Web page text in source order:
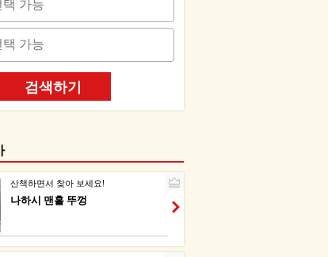
검색하기
산책하면서 찾아 보세요!
나하시 맨홀 뚜껑